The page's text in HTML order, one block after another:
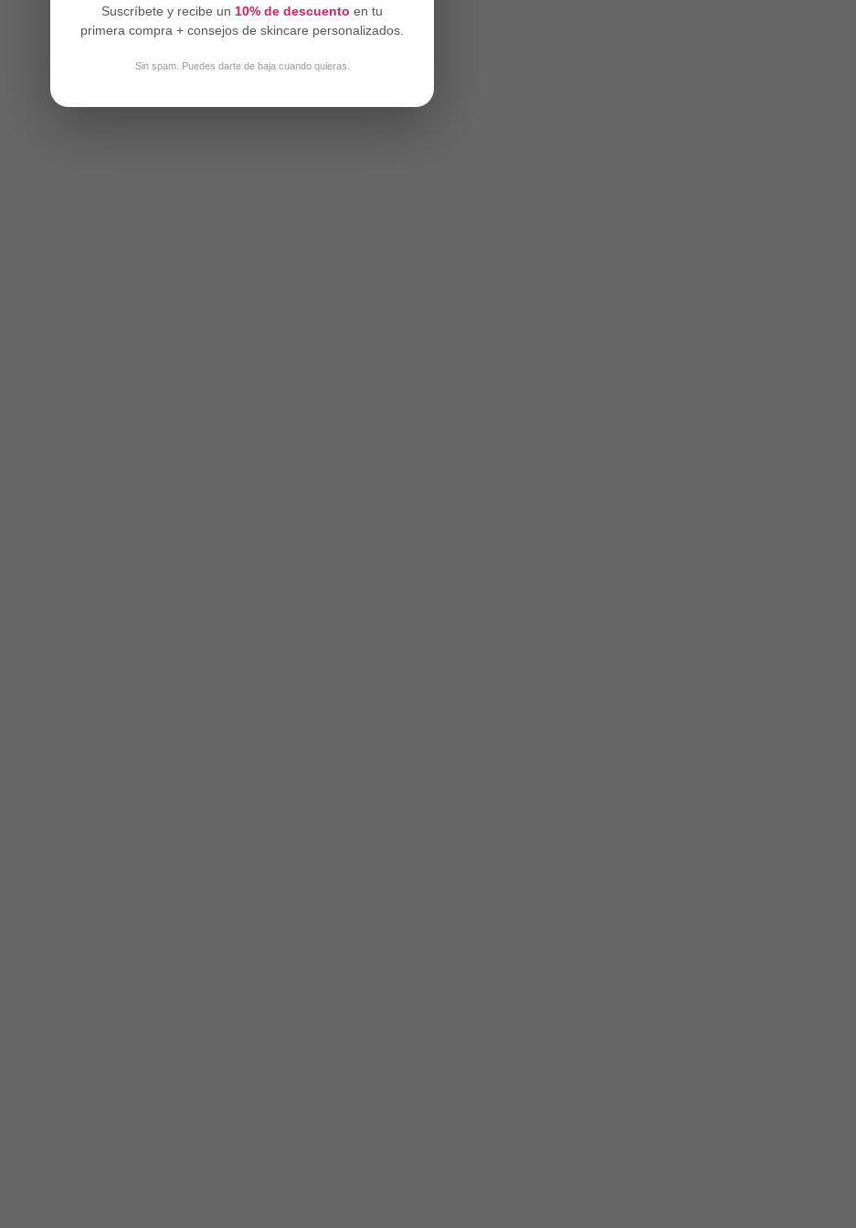
Suscríbete y recibe un 10% de descuento en tu
primera compra + consejos de skincare personalizados.
Sin spam. Puedes darte de baja cuando quieras.